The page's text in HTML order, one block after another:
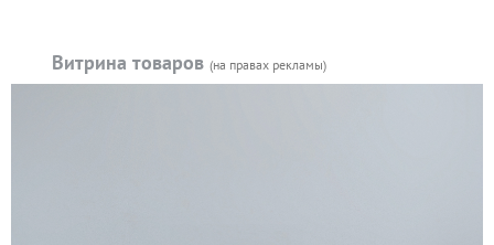
Витрина товаров (на правах рекламы)